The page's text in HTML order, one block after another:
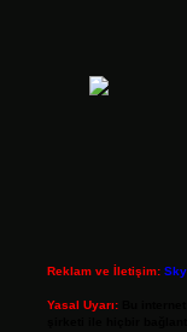
Reklam ve İletişim:
Yasal Uyarı: